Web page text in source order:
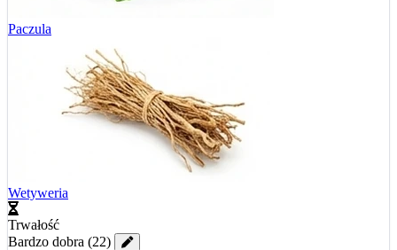
Paczula
Wetyweria
Trwałość
Bardzo dobra (22)